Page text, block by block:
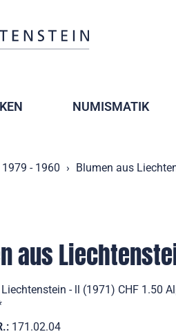
NUMISMATIK
1979 - 1960 Blumen aus
aus
- ll (1971) CHF 1.50
171.02.04